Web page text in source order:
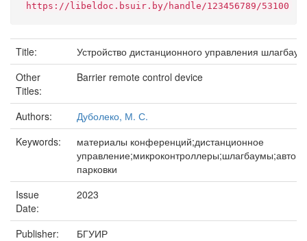
https://libeldoc.bsuir.by/handle/123456789/53100
Title:
Устройство дистанционного управления
Other
Titles:
Barrier remote control device
Authors:
Дуболеко, М. С.
Keywords:
материалы конференций;дистанционное
парковки
Issue
Date:
2023
Publisher:
БГУИР